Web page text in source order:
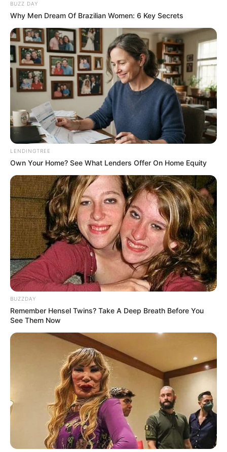
BUZZ DAY
Why Men Dream Of Brazilian Women: 6 Key Secrets
LENDINGTREE
Own Your Home? See What Lenders Offer On Home Equity
BUZZDAY
Remember Hensel Twins? Take A Deep Breath Before You
See Them Now